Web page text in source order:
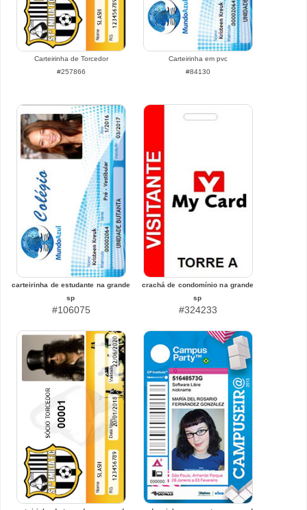
Carteirinha de Torcedor
#257866
Carteirinha em pvc
#84130
carteirinha de estudante na grande
sp
#106075
crachá de condomínio na grande
sp
#324233